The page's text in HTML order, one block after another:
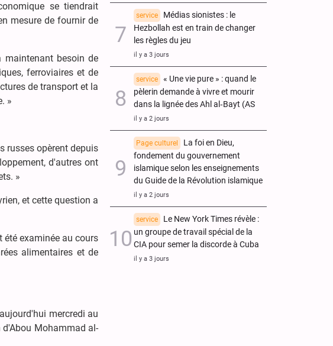
se tiendrait
mesure de fournir de
maintenant besoin de
ferroviaires et de
de transport et la
»
russes opèrent depuis
d'autres ont
»
et cette question a
été examinée au cours
alimentaires et de
mercredi au
d'Abou Mohammad al-
service
Médias sionistes : le
Hezbollah est en train de changer
les règles du jeu
il y a 3 jours
service
« Une vie pure » : quand le
pèlerin demande à vivre et mourir
dans la lignée des Ahl al‑Bayt (AS
il y a 2 jours
Page culturel
La foi en Dieu,
fondement du gouvernement
islamique selon les enseignements
du Guide de la Révolution islamique
il y a 2 jours
service
Le New York Times révèle :
un groupe de travail spécial de la
CIA pour semer la discorde à Cuba
il y a 3 jours